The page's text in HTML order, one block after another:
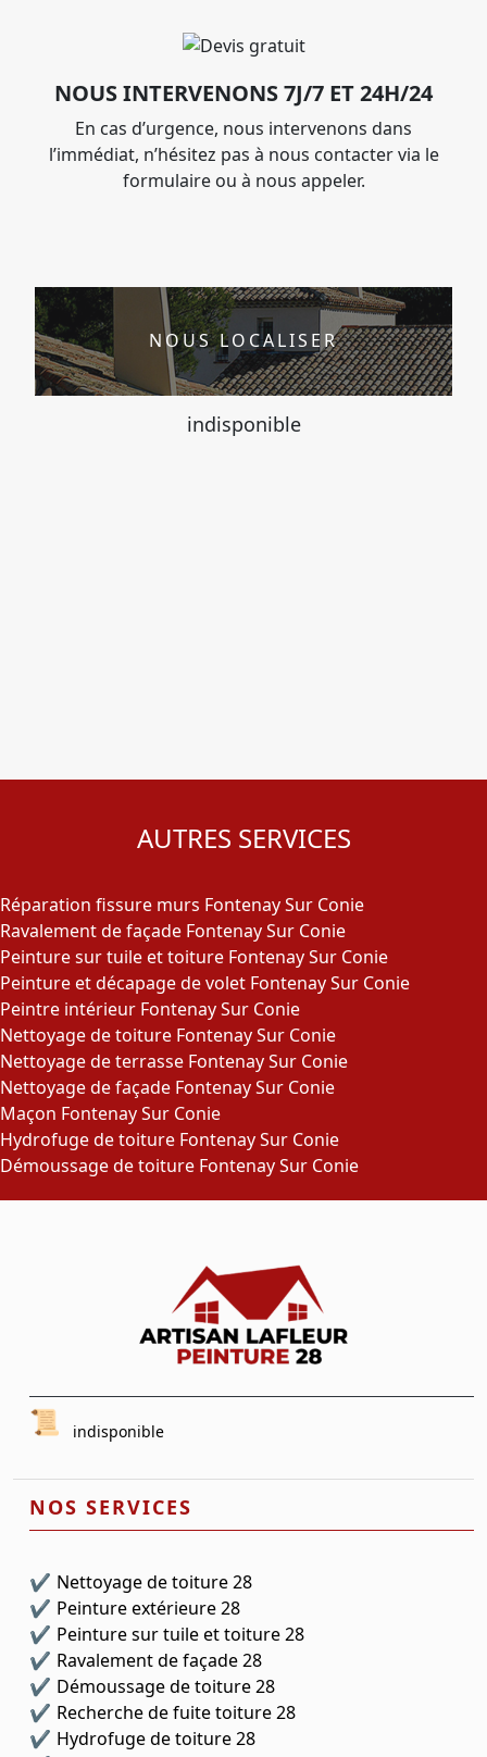
NOUS INTERVENONS 7J/7 ET 24H/24
En cas d’urgence, nous intervenons dans
l’immédiat, n’hésitez pas à nous contacter via le
formulaire ou à nous appeler.
NOUS LOCALISER
indisponible
AUTRES SERVICES
Réparation fissure murs Fontenay Sur Conie
Ravalement de façade Fontenay Sur Conie
Peinture sur tuile et toiture Fontenay Sur Conie
Peinture et décapage de volet Fontenay Sur Conie
Peintre intérieur Fontenay Sur Conie
Nettoyage de toiture Fontenay Sur Conie
Nettoyage de terrasse Fontenay Sur Conie
Nettoyage de façade Fontenay Sur Conie
Maçon Fontenay Sur Conie
Hydrofuge de toiture Fontenay Sur Conie
Démoussage de toiture Fontenay Sur Conie
indisponible
NOS SERVICES
Nettoyage de toiture 28
Peinture extérieure 28
Peinture sur tuile et toiture 28
Ravalement de façade 28
Démoussage de toiture 28
Recherche de fuite toiture 28
Hydrofuge de toiture 28